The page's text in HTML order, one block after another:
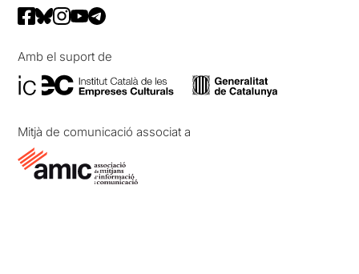
Amb el suport de
Mitjà de comunicació associat a